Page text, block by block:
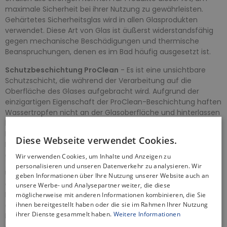
maximale Sicherheit bei ihrer Nutzung zu gewährleisten.
Gehärtetes Sicherheitsglas wird in allen Glasprodukten
verwendet. Diese Art von Glas ist äußerst widerstandsfähig
gegen mechanische Beschädigungen und thermische
Beanspruchungen, denen es im Bad häufig ausgesetzt ist.
Schutzbeschichtung ProClean - Es ist eine unsichtbare
Schutzschicht, die während der Verarbeitung auf die
Oberfläche des Glases aufgebracht wird. Aufgrund der
einzigartigen Eigenschaft der ProClean-Beschichtung haften
Wassertropfen nicht an der Glasoberfläche und hinterlassen
Bakterienwachstum erheblich und erleichtert die Reinigung
des Produkts.
Unsere Duschkabine Walk-In aus Transparent schafft eine
angenehme Atmosphäre in Ihrem Badezimmer, während die
Profile in Schwarz Matt für ein elegantes Finish sorgen. Mit
der CE-Kennzeichnung können Sie sicher sein, dass unser
Produkt die höchsten Sicherheits- und Qualitätsstandards
Diese Webseite verwendet Cookies.
Wir verwenden Cookies, um Inhalte und Anzeigen zu
personalisieren und unseren Datenverkehr zu analysieren. Wir
geben Informationen über Ihre Nutzung unserer Website auch an
unsere Werbe- und Analysepartner weiter, die diese
möglicherweise mit anderen Informationen kombinieren, die Sie
ihnen bereitgestellt haben oder die sie im Rahmen Ihrer Nutzung
ihrer Dienste gesammelt haben. Weitere Informationen